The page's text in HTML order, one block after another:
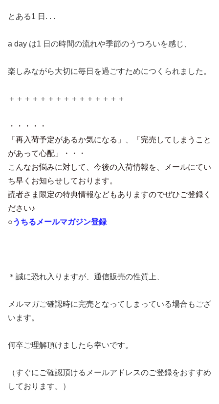
とある1 日. . .
a day は1 日の時間の流れや季節のうつろいを感じ、
楽しみながら大切に毎日を過ごすためにつくられました。
＋＋＋＋＋＋＋＋＋＋＋＋＋＋＋
・・・・・
「再入荷予定があるか気になる」、「完売してしまうこと
があって心配」・・・
こんなお悩みに対して、今後の入荷情報を、メールにてい
ち早くお知らせしております。
読者さま限定の特典情報などもありますのでぜひご登録く
ださい♪
○うちるメールマガジン登録
＊誠に恐れ入りますが、通信販売の性質上、
メルマガご確認時に完売となってしまっている場合もござ
います。
何卒ご理解頂けましたら幸いです。
（すぐにご確認頂けるメールアドレスのご登録をおすすめ
しております。）